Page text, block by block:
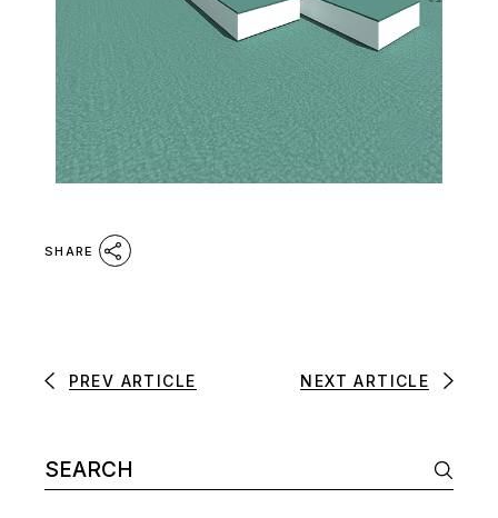
SHARE
PREV ARTICLE NEXT ARTICLE